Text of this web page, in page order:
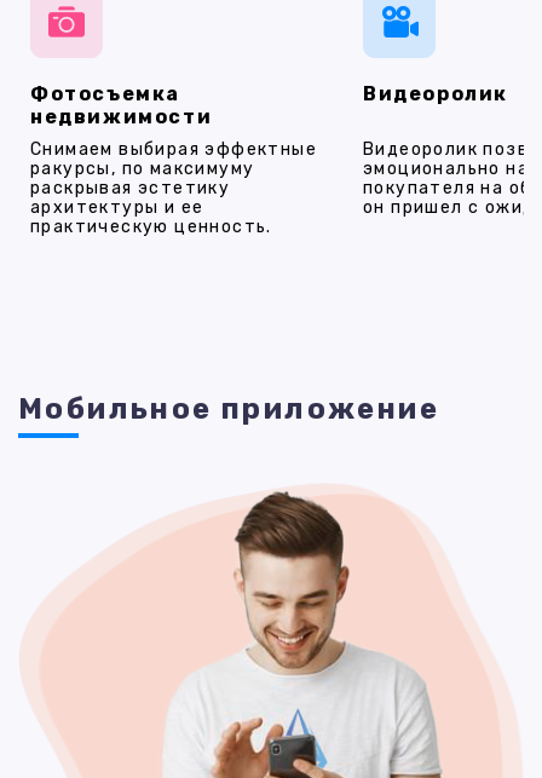
Фотосъемка
недвижимости
Снимаем выбирая эффектные
ракурсы, по максимуму
раскрывая эстетику
архитектуры и ее
практическую ценность.
Видеоролик
Видеоролик
эмоционально
покупателя на
он пришел с
Мобильное приложение